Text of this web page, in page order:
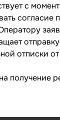
с
согласие
отписки
получение